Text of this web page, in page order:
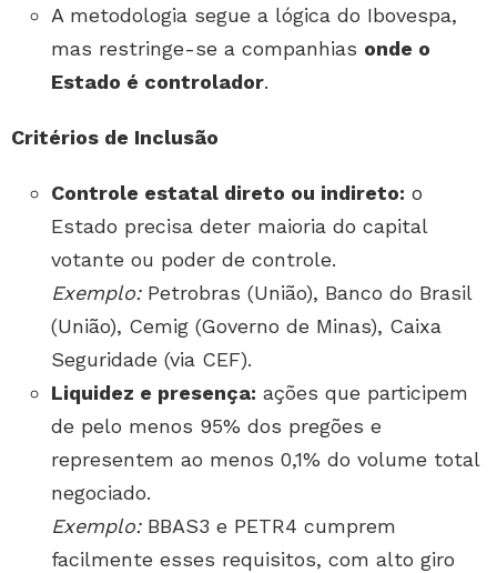
A metodologia segue a lógica do Ibovespa,
mas restringe-se a companhias onde o
Estado é controlador.
Critérios de Inclusão
Controle estatal direto ou indireto: o
Estado precisa deter maioria do capital
votante ou poder de controle.
Exemplo:Petrobras (União), Banco do Brasil
(União), Cemig (Governo de Minas), Caixa
Seguridade (via CEF).
Liquidez e presença: ações que participem
de pelo menos 95% dos pregões e
representem ao menos 0,1% do volume total
negociado.
Exemplo:BBAS3 e PETR4 cumprem
facilmente esses requisitos, com alto giro